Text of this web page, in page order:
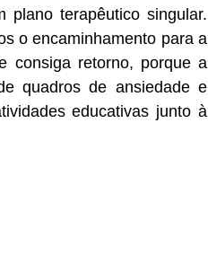
plano terapêutico singular.
o encaminhamento para a
consiga retorno, porque a
quadros de ansiedade e
educativas junto à